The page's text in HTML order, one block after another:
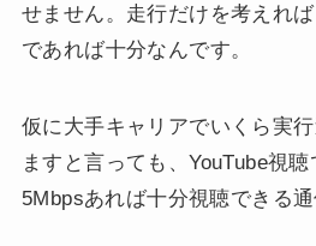
せません。走行だけを考えれ
であれば十分なんです。
仮に大手キャリアでいくら実
ますと言っても、YouTube視
5Mbpsあれば十分視聴できる通